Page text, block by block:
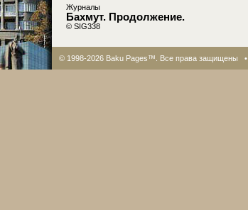
Журналы
Бахмут. Продолжение.
© SIG338
© 1998-2026 Baku Pages™. Все права защищены •